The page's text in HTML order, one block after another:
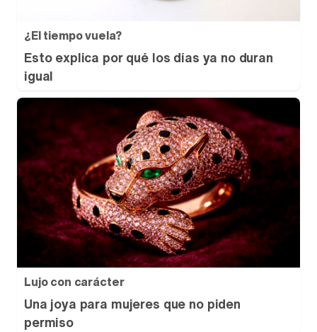
¿El tiempo vuela?
Esto explica por qué los días ya no duran
igual
Lujo con carácter
Una joya para mujeres que no piden
permiso